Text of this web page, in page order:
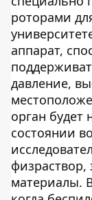
роторами
аппарат,
давление,
орган будет
состоянии
физраствор,
материалы.